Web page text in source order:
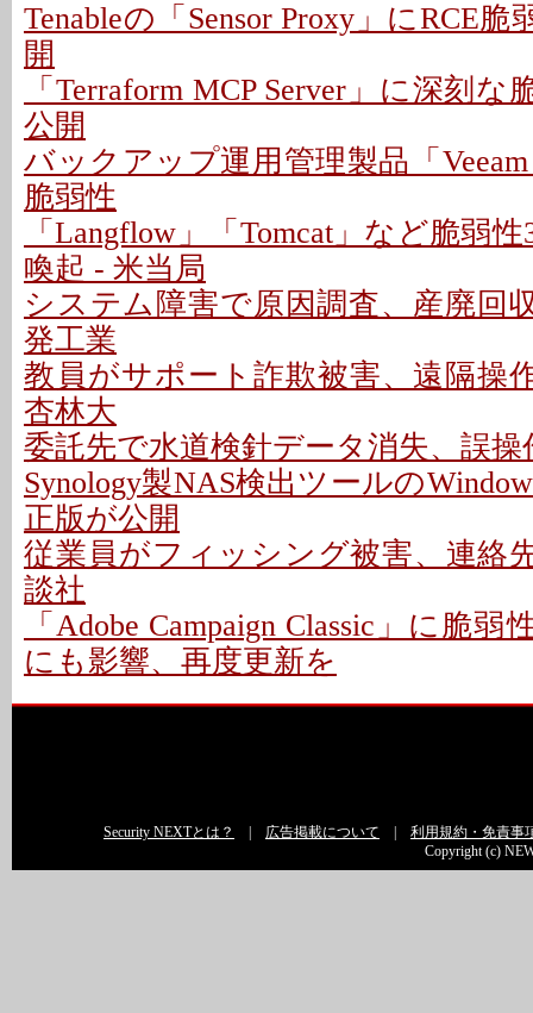
Tenableの「Sensor Proxy」にRCE
開
「Terraform MCP Server」に深刻
公開
バックアップ運用管理製品「
脆弱性
「Langflow」「Tomcat」など脆弱
喚起 - 米当局
システム障害で原因調査、産廃回
発工業
教員がサポート詐欺被害、遠隔操
杏林大
委託先で水道検針データ消失、誤
Synology製NAS検出ツールの
正版が公開
従業員がフィッシング被害、連絡
談社
「Adobe Campaign Classic」に脆
にも影響、再度更新を
Security NEXTとは？ 広告掲載について
利用規約・免責事
Copyright (c)